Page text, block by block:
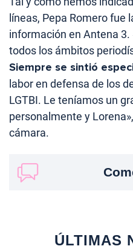
líneas, Pepa Romero fue
información en Antena
todos los ámbitos
Siempre se sintió
labor en defensa de los
LGTBI. Le teníamos un
personalmente y
cámara.
ÚLTIMAS